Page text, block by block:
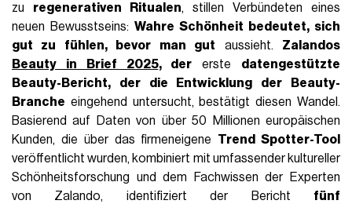
zu regenerativen Ritualen, stillen Verbündeten eines
neuen Bewusstseins:Wahre Schönheit bedeutet, sich
gut zu fühlen, bevor man gut aussieht. Zalandos
Beauty in Brief 2025, der erste datengestützte
Beauty-Bericht, der die Entwicklung der Beauty-
Branche eingehend untersucht, bestätigt diesen Wandel.
Basierend auf Daten von über 50 Millionen europäischen
Kunden, die über das firmeneigene Trend Spotter-Tool
veröffentlicht wurden, kombiniert mit umfassender kultureller
Schönheitsforschung und dem Fachwissen der Experten
von Zalando, identifiziert der Bericht fünf